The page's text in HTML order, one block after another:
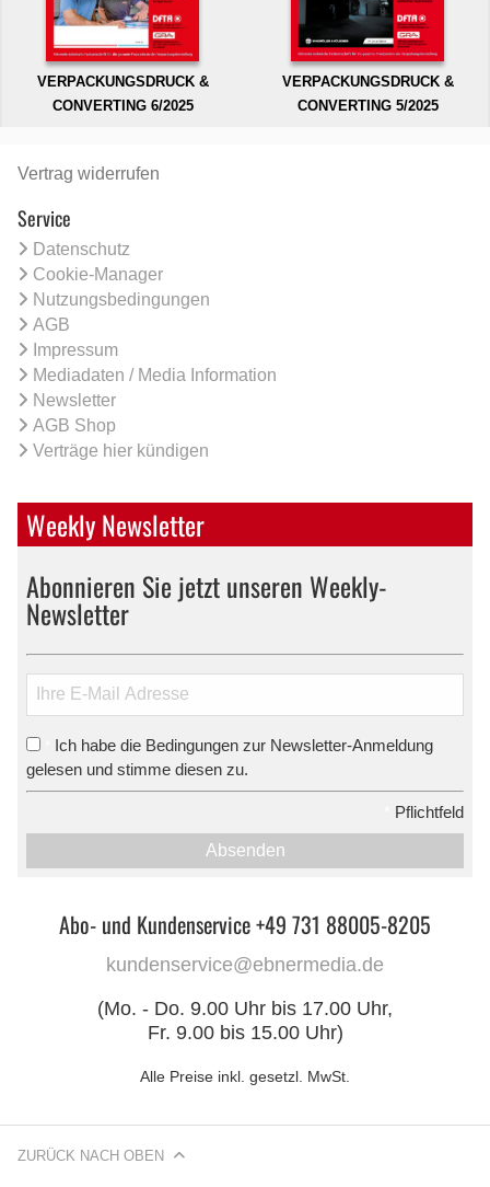
VERPACKUNGSDRUCK &
CONVERTING 6/2025
VERPACKUNGSDRUCK &
CONVERTING 5/2025
Vertrag widerrufen
Service
Datenschutz
Cookie-Manager
Nutzungsbedingungen
AGB
Impressum
Mediadaten / Media Information
Newsletter
AGB Shop
Verträge hier kündigen
Weekly Newsletter
Abonnieren Sie jetzt unseren Weekly-
Newsletter
Ich habe die Bedingungen zur Newsletter-Anmeldung
gelesen und stimme diesen zu.
Pflichtfeld
Absenden
Abo- und Kundenservice +49 731 88005-8205
kundenservice@ebnermedia.de
(Mo. - Do. 9.00 Uhr bis 17.00 Uhr,
Fr. 9.00 bis 15.00 Uhr)
Alle Preise inkl. gesetzl. MwSt.
ZURÜCK NACH OBEN